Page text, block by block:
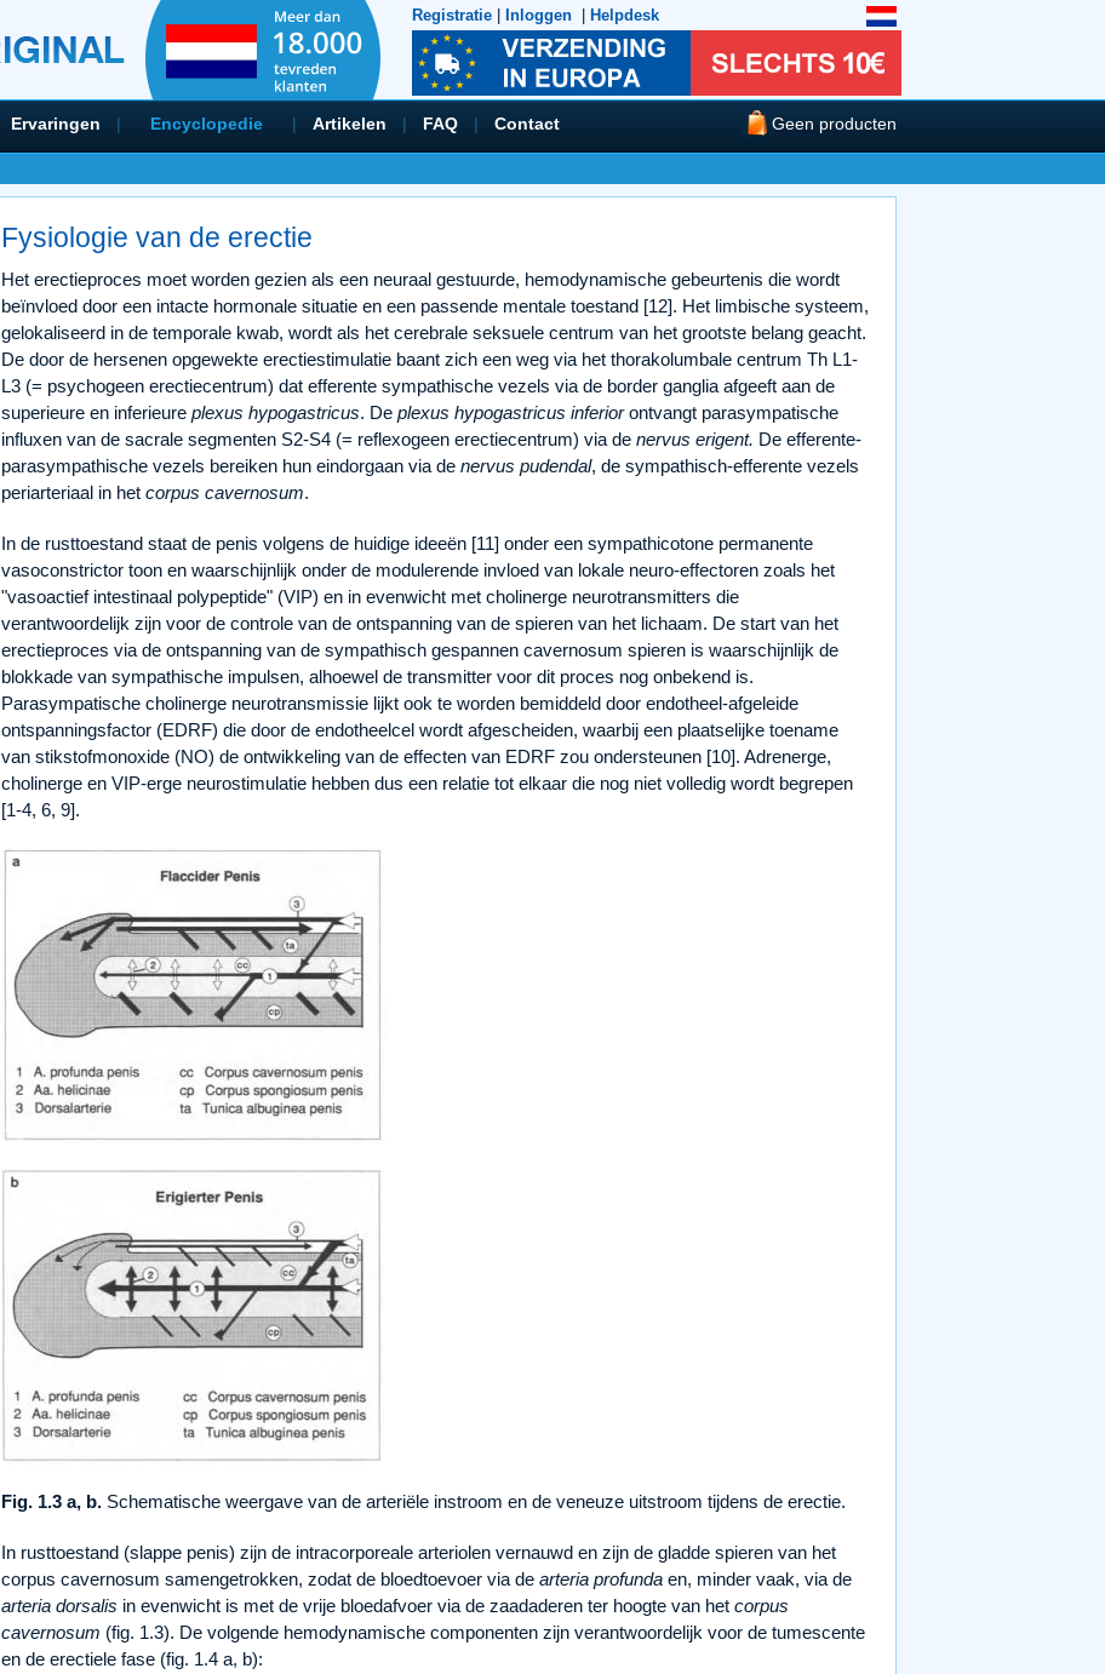
Registratie Inloggen Helpdesk
Ervaringen | Encyclopedie | Artikelen | FAQ | Contact Geen producten
Fysiologie van de erectie
Het erectieproces moet worden gezien als een neuraal gestuurde, hemodynamische gebeurtenis die wordt
beïnvloed door een intacte hormonale situatie en een passende mentale toestand [12]. Het limbische systeem,
gelokaliseerd in de temporale kwab, wordt als het cerebrale seksuele centrum van het grootste belang geacht.
De door de hersenen opgewekte erectiestimulatie baant zich een weg via het thorakolumbale centrum Th L1-
L3 (= psychogeen erectiecentrum) dat efferente sympathische vezels via de border ganglia afgeeft aan de
superieure en inferieure plexus hypogastricus. De plexus hypogastricus inferiorontvangt parasympatische
influxen van de sacrale segmenten S2-S4 (= reflexogeen erectiecentrum) via de nervus erigent. De efferente-
parasympathische vezels bereiken hun eindorgaan via de nervus pudendal, de sympathisch-efferente vezels
periarteriaal in het corpus cavernosum.
In de rusttoestand staat de penis volgens de huidige ideeën [11] onder een sympathicotone permanente
vasoconstrictor toon en waarschijnlijk onder de modulerende invloed van lokale neuro-effectoren zoals het
"vasoactief intestinaal polypeptide" (VIP) en in evenwicht met cholinerge neurotransmitters die
verantwoordelijk zijn voor de controle van de ontspanning van de spieren van het lichaam. De start van het
erectieproces via de ontspanning van de sympathisch gespannen cavernosum spieren is waarschijnlijk de
blokkade van sympathische impulsen, alhoewel de transmitter voor dit proces nog onbekend is.
Parasympatische cholinerge neurotransmissie lijkt ook te worden bemiddeld door endotheel-afgeleide
ontspanningsfactor (EDRF) die door de endotheelcel wordt afgescheiden, waarbij een plaatselijke toename
van stikstofmonoxide (NO) de ontwikkeling van de effecten van EDRF zou ondersteunen [10]. Adrenerge,
cholinerge en VIP-erge neurostimulatie hebben dus een relatie tot elkaar die nog niet volledig wordt begrepen
[1-4, 6, 9].
Fig. 1.3 a, b. Schematische weergave van de arteriële instroom en de veneuze uitstroom tijdens de erectie.
In rusttoestand (slappe penis) zijn de intracorporeale arteriolen vernauwd en zijn de gladde spieren van het
corpus cavernosum samengetrokken, zodat de bloedtoevoer via de arteria profunda en, minder vaak, via de
arteria dorsalis in evenwicht is met de vrije bloedafvoer via de zaadaderen ter hoogte van het corpus
cavernosum (fig. 1.3). De volgende hemodynamische componenten zijn verantwoordelijk voor de tumescente
en de erectiele fase (fig. 1.4 a, b):